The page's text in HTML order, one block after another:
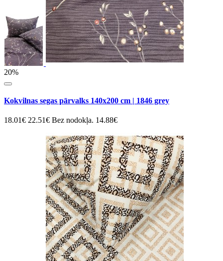
20%
Kokvilnas segas pārvalks 140x200 cm | 1846 grey
18.01€ 22.51€ Bez nodokļa. 14.88€